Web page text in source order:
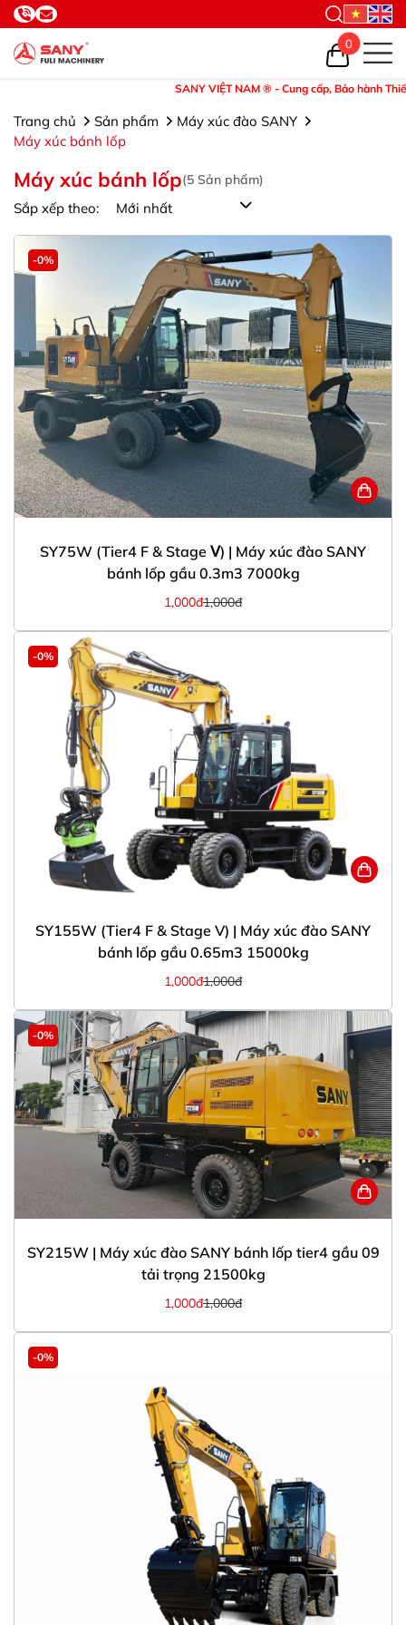
SANY VIỆT NAM ® - Cung cấp, Bảo hành Thiết bị
0
Trang chủ Sản phẩm
Máy xúc đào SANY
Máy xúc bánh lốp
Máy xúc bánh lốp(5 Sản phẩm)
Sắp xếp theo:
-0%
SY75W (Tier4 F & Stage Ⅴ) | Máy xúc đào SANY
bánh lốp gầu 0.3m3 7000kg
1,000đ1,000đ
-0%
SY155W (Tier4 F & Stage V) | Máy xúc đào SANY
bánh lốp gầu 0.65m3 15000kg
1,000đ1,000đ
-0%
SY215W | Máy xúc đào SANY bánh lốp tier4 gầu 09
tải trọng 21500kg
1,000đ1,000đ
-0%